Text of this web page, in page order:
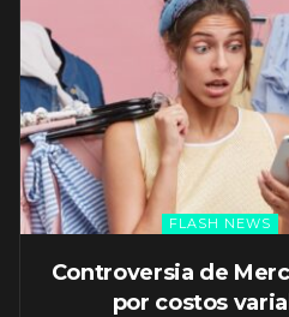
FLASH NEWS
Controversia de
por costos